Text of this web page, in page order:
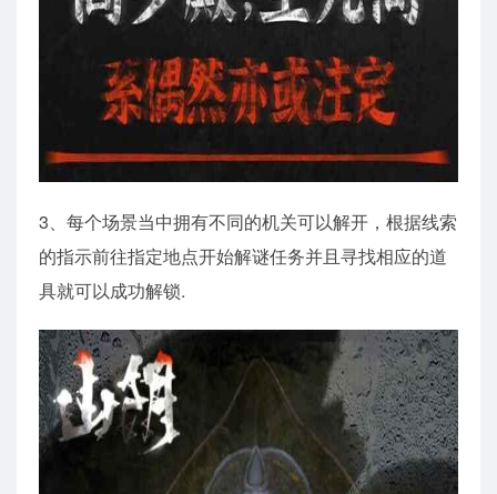
3、每个场景当中拥有不同的机关可以解开，根据线索
的指示前往指定地点开始解谜任务并且寻找相应的道
具就可以成功解锁.